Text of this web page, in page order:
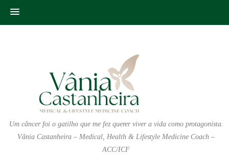
Um câncer foi o gatilho que me fez querer viver a vida como protagonista.
Vânia Castanheira – Medical, Health & Lifestyle Medicine Coach –
ACC/ICF